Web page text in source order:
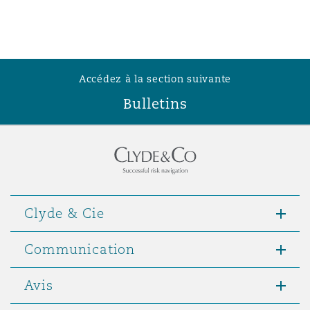
Accédez à la section suivante
Bulletins
Clyde & Cie
Communication
Avis